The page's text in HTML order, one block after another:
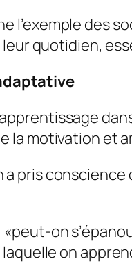
l’exemple des
quotidien,
motivation et
conscience
peut-on
laquelle on